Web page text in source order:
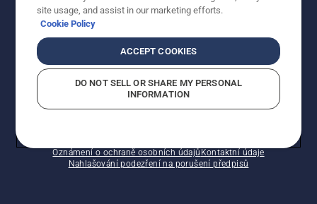
Oznámení o ochraně osobních údajů Kontaktní údaje
Nahlašování podezření na porušení předpisů
site usage, and assist in our marketing efforts.
Cookie Policy
ACCEPT COOKIES
DO NOT SELL OR SHARE MY PERSONAL
INFORMATION